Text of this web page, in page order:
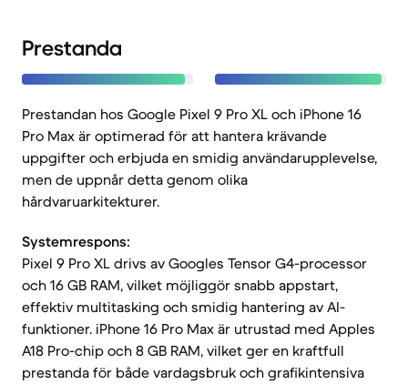
Prestanda
Prestandan hos Google Pixel 9 Pro XL och iPhone 16
Pro Max är optimerad för att hantera krävande
uppgifter och erbjuda en smidig användarupplevelse,
men de uppnår detta genom olika
hårdvaruarkitekturer.
Systemrespons:
Pixel 9 Pro XL drivs av Googles Tensor G4-processor
och 16 GB RAM, vilket möjliggör snabb appstart,
effektiv multitasking och smidig hantering av AI-
funktioner. iPhone 16 Pro Max är utrustad med Apples
A18 Pro-chip och 8 GB RAM, vilket ger en kraftfull
prestanda för både vardagsbruk och grafikintensiva